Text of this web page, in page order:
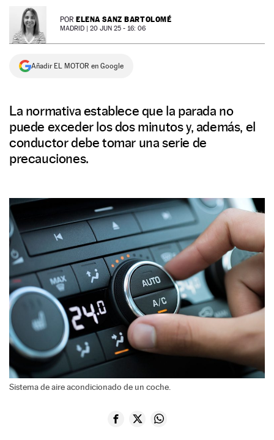
NEWSLETTER POR ELENA SANZ BARTOLOMÉ
MADRID | 20 JUN 25 - 16: 06
Añadir EL MOTOR en Google
La normativa establece que la parada no
puede exceder los dos minutos y, además, el
conductor debe tomar una serie de
precauciones.
Sistema de aire acondicionado de un coche.